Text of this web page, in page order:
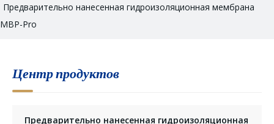
Предварительно нанесенная гидроизоляционная мембрана
MBP-Pro
Центр продуктов
Предварительно нанесенная гидроизоляционная